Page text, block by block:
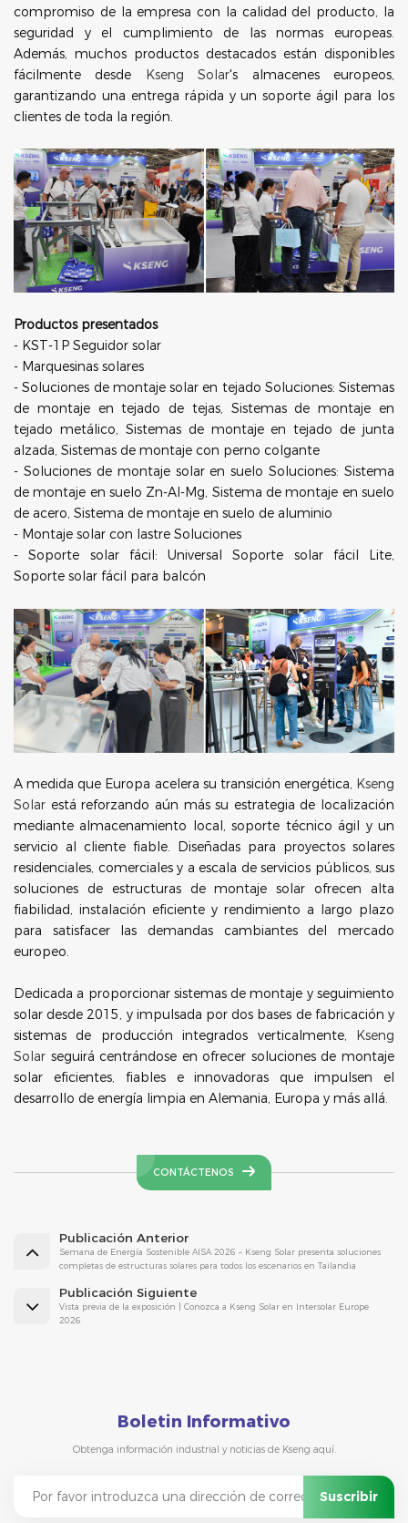
compromiso de la empresa con la calidad del producto, la
seguridad y el cumplimiento de las normas europeas.
Además, muchos productos destacados están disponibles
fácilmente desde Kseng Solar's almacenes europeos,
garantizando una entrega rápida y un soporte ágil para los
clientes de toda la región.
Productos presentados
- KST-1P Seguidor solar
- Marquesinas solares
- Soluciones de montaje solar en tejado Soluciones: Sistemas
de montaje en tejado de tejas, Sistemas de montaje en
tejado metálico, Sistemas de montaje en tejado de junta
alzada, Sistemas de montaje con perno colgante
- Soluciones de montaje solar en suelo Soluciones: Sistema
de montaje en suelo Zn-Al-Mg, Sistema de montaje en suelo
de acero, Sistema de montaje en suelo de aluminio
- Montaje solar con lastre Soluciones
- Soporte solar fácil: Universal Soporte solar fácil Lite,
Soporte solar fácil para balcón
A medida que Europa acelera su transición energética, Kseng
Solar está reforzando aún más su estrategia de localización
mediante almacenamiento local, soporte técnico ágil y un
servicio al cliente fiable. Diseñadas para proyectos solares
residenciales, comerciales y a escala de servicios públicos, sus
soluciones de estructuras de montaje solar ofrecen alta
fiabilidad, instalación eficiente y rendimiento a largo plazo
para satisfacer las demandas cambiantes del mercado
europeo.
Dedicada a proporcionar sistemas de montaje y seguimiento
solar desde 2015, y impulsada por dos bases de fabricación y
sistemas de producción integrados verticalmente, Kseng
Solar seguirá centrándose en ofrecer soluciones de montaje
solar eficientes, fiables e innovadoras que impulsen el
desarrollo de energía limpia en Alemania, Europa y más allá.
CONTÁCTENOS
Publicación Anterior
Semana de Energía Sostenible AISA 2026 – Kseng Solar presenta soluciones
completas de estructuras solares para todos los escenarios en Tailandia
Publicación Siguiente
Vista previa de la exposición | Conozca a Kseng Solar en Intersolar Europe
2026
Boletin Informativo
Obtenga información industrial y noticias de Kseng aquí.